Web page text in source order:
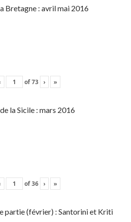
Bretagne : avril mai 2016
of73 › »
la Sicile : mars 2016
of36 › »
partie (février) : Santorini et Kriti